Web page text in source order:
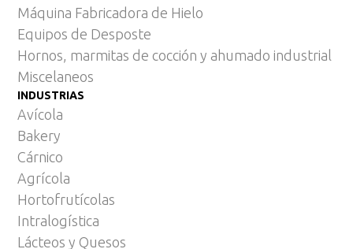
Máquina Fabricadora de Hielo
Equipos de Desposte
Hornos, marmitas de cocción y ahumado industrial
Miscelaneos
INDUSTRIAS
Avícola
Bakery
Cárnico
Agrícola
Hortofrutícolas
Intralogística
Lácteos y Quesos